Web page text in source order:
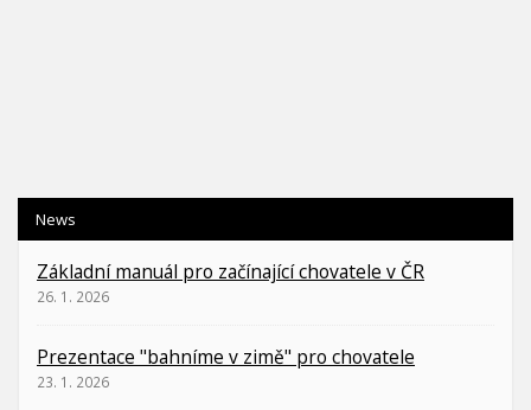
News
Základní manuál pro začínající chovatele v ČR
26. 1. 2026
Prezentace "bahníme v zimě" pro chovatele
23. 1. 2026